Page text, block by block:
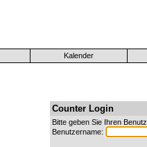
Kalender
Counter Login
Bitte geben Sie Ihren
Benutzername: